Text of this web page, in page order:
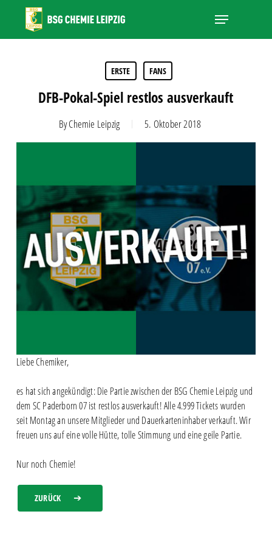
main
Menu
ERSTE FANS
DFB-Pokal-Spiel restlos ausverkauft
ByChemie Leipzig 5. Oktober 2018
Liebe Chemiker,
es hat sich angekündigt: Die Partie zwischen der BSG Chemie Leipzig und
dem SC Paderborn 07 ist restlos ausverkauft! Alle 4.999 Tickets wurden
seit Montag an unsere Mitglieder und Dauerkarteninhaber verkauft. Wir
freuen uns auf eine volle Hütte, tolle Stimmung und eine geile Partie.
Nur noch Chemie!
ZURÜCK
Close